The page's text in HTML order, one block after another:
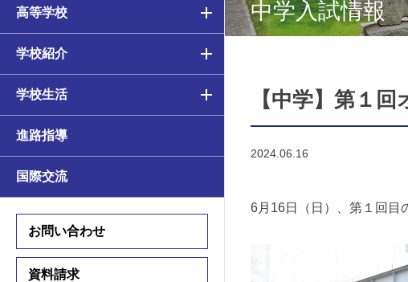
中学・高等学校の教育
中学校（6ヵ年）カリキュラム
アカデミアコース
カルティベーションコース
学習支援
国際交流プログラム
高等学校の教育
高校（3ヵ年）カリキュラム
アカデミアコース
カルティベーションコース／
カルティベーションSコース
国際交流プログラム
教育原理
施設・環境
クラブ活動
年間行事
高等学校
学校紹介
学校生活
進路指導
国際交流
お問い合わせ
資料請求
中学入試情報
【中学】第１
2024.06.16
6月16日（日）、第１回目